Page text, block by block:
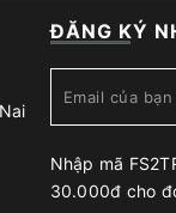
ĐĂNG KÝ
Nhập mã
30.000đ cho